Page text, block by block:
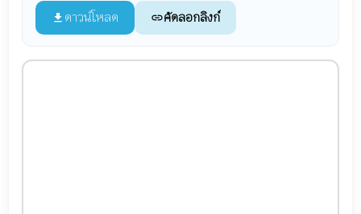
file_download ดาวน์โหลด linkคัดลอกลิงก์